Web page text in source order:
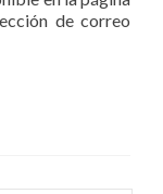
de correo